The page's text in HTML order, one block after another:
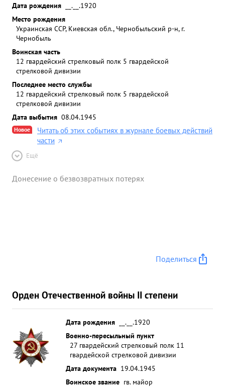
Дата рождения
__.__.1920
Место рождения
Украинская ССР, Киевская обл., Чернобыльский р-н, г.
Чернобыль
Воинская часть
12 гвардейский стрелковый полк 5 гвардейской
стрелковой дивизии
Последнее место службы
12 гвардейский стрелковый полк 5 гвардейской
стрелковой дивизии
Дата выбытия 08.04.1945
Новое
Читать об этих событиях в журнале боевых действий
части
Ещё
Донесение о безвозвратных потерях
Поделиться
Орден Отечественной войны II степени
Дата рождения
__.__.1920
Военно-пересыльный пункт
27 гвардейский стрелковый полк 11
гвардейской стрелковой дивизии
Дата документа 19.04.1945
Воинское звание гв. майор